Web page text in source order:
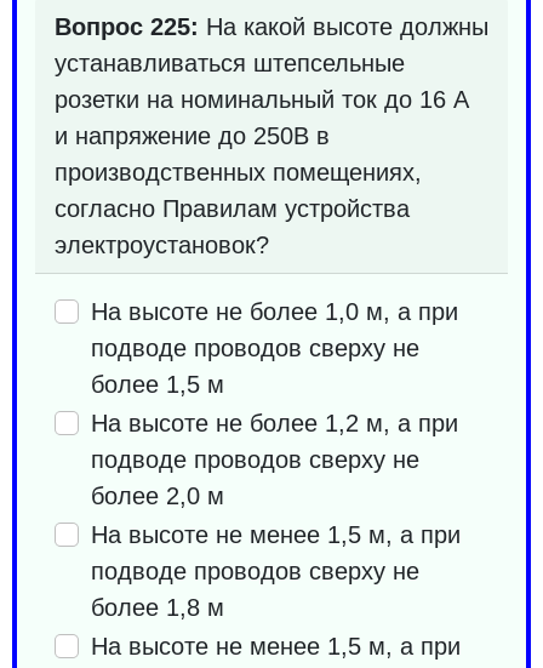
Вопрос 225: На какой высоте должны
устанавливаться штепсельные
розетки на номинальный ток до 16 А
и напряжение до 250В в
производственных помещениях,
согласно Правилам устройства
электроустановок?
На высоте не более 1,0 м, а при
подводе проводов сверху не
более 1,5 м
На высоте не более 1,2 м, а при
подводе проводов сверху не
более 2,0 м
На высоте не менее 1,5 м, а при
подводе проводов сверху не
более 1,8 м
На высоте не менее 1,5 м, а при